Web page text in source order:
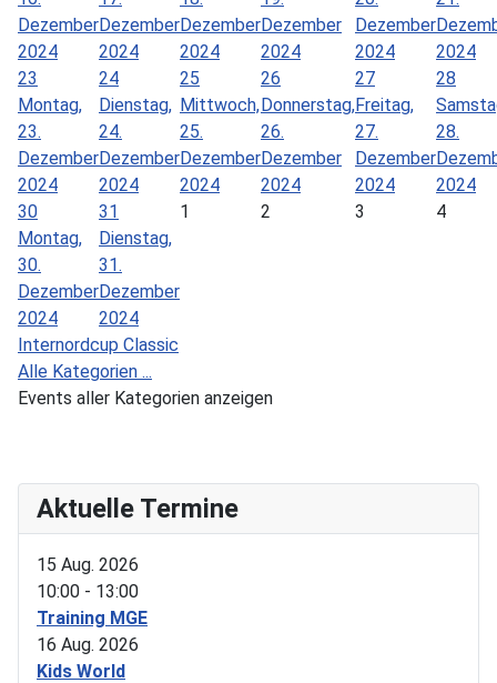
Dezember
2024
Dezember
2024
Dezember
2024
Dezember
2024
Dezember
2024
2024
23
Montag,
23.
Dezember
2024
24
Dienstag,
24.
Dezember
2024
25
Mittwoch,
25.
Dezember
2024
26
Donnerstag,
26.
Dezember
2024
27
Freitag,
27.
Dezember
2024
28
28.
2024
30
Montag,
30.
Dezember
2024
31
Dienstag,
31.
Dezember
2024
1 2 3 4
Internordcup Classic
Alle Kategorien ...
Events aller Kategorien anzeigen
Aktuelle Termine
15 Aug. 2026
10:00 - 13:00
Training MGE
16 Aug. 2026
Kids World